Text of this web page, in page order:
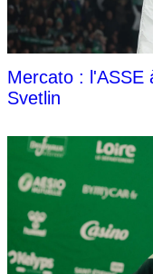
Mercato : l'ASSE
Svetlin